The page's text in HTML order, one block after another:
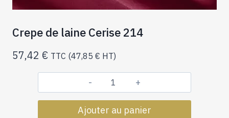
Crepe de laine Cerise 214
57,42 € TTC (47,85 € HT)
quantité
de
Crepe
Ajouter au panier